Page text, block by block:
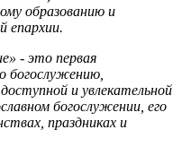
образованию и
епархии.
- это первая
богослужению,
и увлекательной
богослужении, его
праздниках и